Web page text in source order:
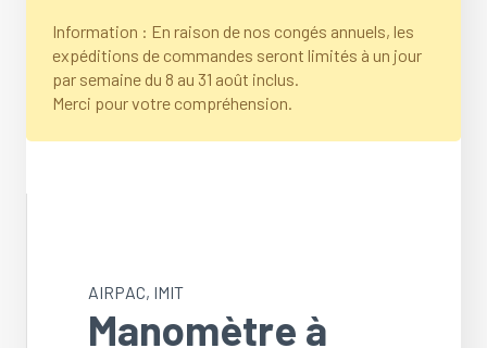
Information : En raison de nos congés annuels, les
expéditions de commandes seront limités à un jour
par semaine du 8 au 31 août inclus.
Merci pour votre compréhension.
AIRPAC, IMIT
Manomètre à